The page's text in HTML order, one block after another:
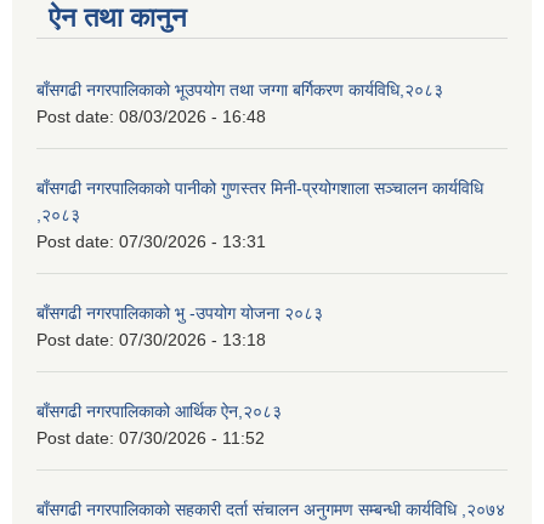
ऐन तथा कानुन
बाँसगढी नगरपालिकाको भूउपयोग तथा जग्गा बर्गिकरण कार्यविधि,२०८३
Post date: 08/03/2026 - 16:48
बाँसगढी नगरपालिकाको पानीको गुणस्तर मिनी-प्रयोगशाला सञ्चालन कार्यविधि
,२०८३
Post date: 07/30/2026 - 13:31
बाँसगढी नगरपालिकाको भु -उपयोग योजना २०८३
Post date: 07/30/2026 - 13:18
बाँसगढी नगरपालिकाको आर्थिक ऐन,२०८३
Post date: 07/30/2026 - 11:52
बाँसगढी नगरपालिकाको सहकारी दर्ता संचालन अनुगमण सम्बन्धी कार्यविधि ,२०७४